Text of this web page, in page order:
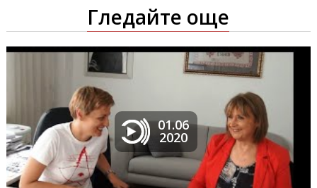
Гледайте още
01.06
2020